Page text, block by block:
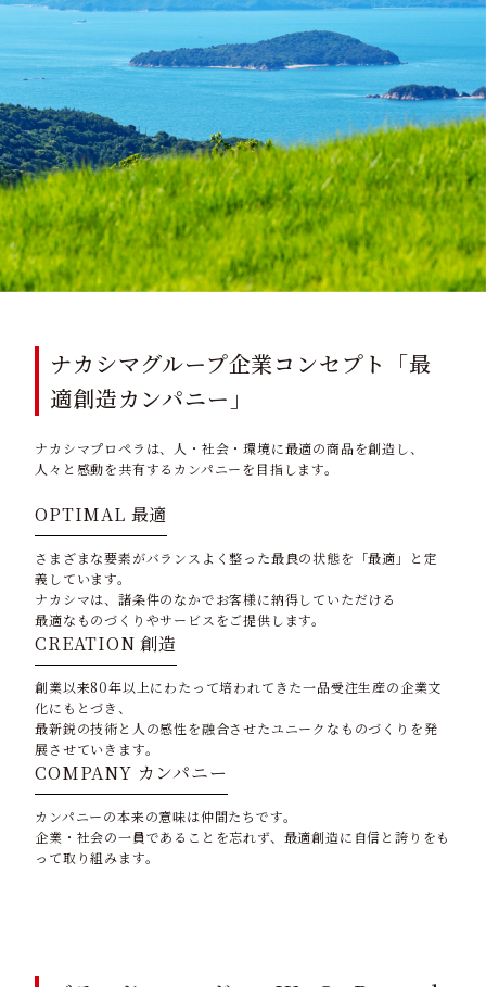
ナカシマグループ企業コンセプト「最
適創造カンパニー」
ナカシマプロペラは、人・社会・環境に最適の商品を創造し、
人々と感動を共有するカンパニーを目指します。
OPTIMAL 最適
さまざまな要素がバランスよく整った最良の状態を「最適」と定
義しています。
ナカシマは、諸条件のなかでお客様に納得していただける
最適なものづくりやサービスをご提供します。
CREATION 創造
創業以来80年以上にわたって培われてきた一品受注生産の企業文
化にもとづき、
最新鋭の技術と人の感性を融合させたユニークなものづくりを発
展させていきます。
COMPANY カンパニー
カンパニーの本来の意味は仲間たちです。
企業・社会の一員であることを忘れず、最適創造に自信と誇りをも
って取り組みます。